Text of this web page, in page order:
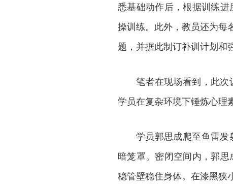
悉基础动作后，根据训练
操训练。此外，教员还为每
题，并据此制订补训计划和
笔者在现场看到，此
学员在复杂环境下锤炼心理
学员郭思成爬至鱼雷
暗笼罩。密闭空间内，郭
稳管壁稳住身体。在漆黑狭